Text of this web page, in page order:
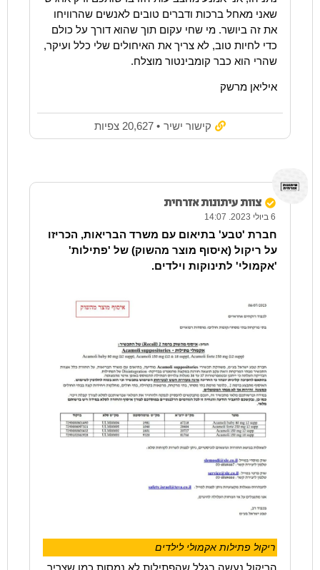
שאני מאחל ברכות ודברים טובים לאנשים שהרוויחו
את זה ביושר. מי שחי עקום תוך שהוא דורך על כולם
כדי לחיות טוב, לא צריך את האיחולים שלי כלל ועיקר,
שהרי הוא כבר קומבינטור מוצלח.
איליאן מרשק
קישור ישיר • 20,627 צפיות
צוות עיתונות אזרחית
6 ביולי 2023. 14:07
חברת 'טבע' בתיאום עם משרד הבריאות, הכריזו
על ריקול (איסוף מוצר מהשוק) של 'פתילות'
'אקמולי' לתינוקות וילדים.
ריקול פתילות אקמולי לילדים
הריקול נעשה בגלל שהפתילות לא נמסות כמו שצריך